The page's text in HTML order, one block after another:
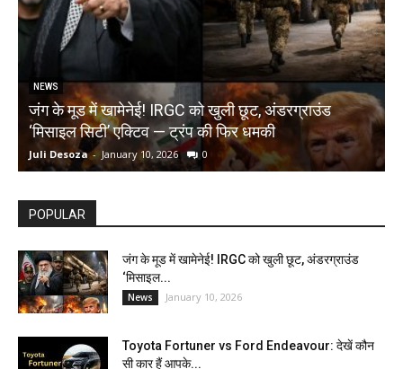
NEWS
जंग के मूड में खामेनेई! IRGC को खुली छूट, अंडरग्राउंड
‘मिसाइल सिटी’ एक्टिव — ट्रंप की फिर धमकी
Juli Desoza - January 10, 2026 0
POPULAR
जंग के मूड में खामेनेई! IRGC को खुली छूट, अंडरग्राउंड
‘मिसाइल...
News January 10, 2026
Toyota Fortuner vs Ford Endeavour: देखें कौन
सी कार हैं आपके...